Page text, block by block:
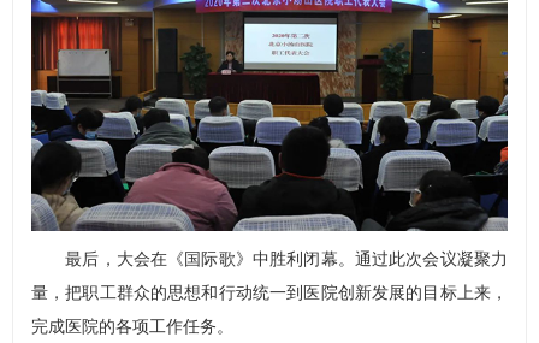
最后，大会在《国际歌》中胜利闭幕。通过此次会议凝聚力
量，把职工群众的思想和行动统一到医院创新发展的目标上来，
完成医院的各项工作任务。